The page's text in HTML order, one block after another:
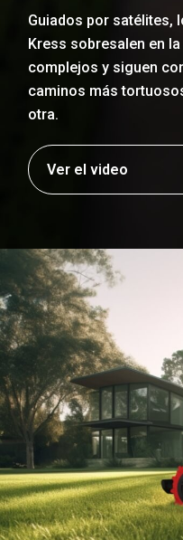
Guiados por satélites,
Kress sobresalen en
complejos y siguen
caminos más
otra.
Ver el video